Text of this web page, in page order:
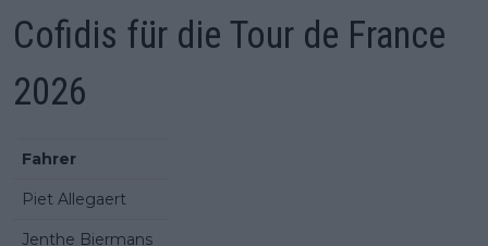
Cofidis für die Tour de France
2026
Fahrer
Piet Allegaert
Jenthe Biermans